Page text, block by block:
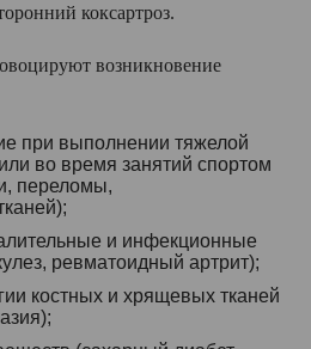
коксартроз.
возникновение
при выполнении тяжелой
во время занятий спортом
переломы,
и инфекционные
ревматоидный артрит);
костных и хрящевых тканей